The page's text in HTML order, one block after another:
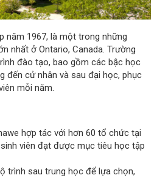
năm 1967, là một trong những
nhất ở Ontario, Canada. Trường
đào tạo, bao gồm các bậc học
đến cử nhân và sau đại học, phục
mỗi năm.
hợp tác với hơn 60 tổ chức tại
viên đạt được mục tiêu học tập
trình sau trung học để lựa chọn,